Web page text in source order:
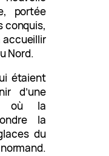
portée
conquis,
accueillir
Nord.
étaient
d’une
où la
la
du